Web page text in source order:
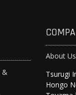
&
About Us
Tsurugi
Hongo